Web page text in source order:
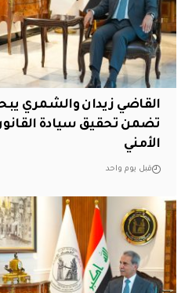
القاضي زيدان والشمري
تضمن تحقيق سيادة
الأمني
قبل يوم واحد